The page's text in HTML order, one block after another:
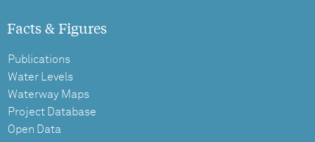
Facts & Figures
Publications
Water Levels
Waterway Maps
Project Database
Open Data